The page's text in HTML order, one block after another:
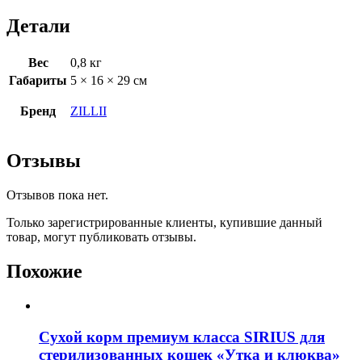
Детали
Вес
0,8 кг
Габариты 5 × 16 × 29 см
Бренд ZILLII
Отзывы
Отзывов пока нет.
Только зарегистрированные клиенты, купившие данный
товар, могут публиковать отзывы.
Похожие
Сухой корм премиум класса SIRIUS для
стерилизованных кошек «Утка и клюква»